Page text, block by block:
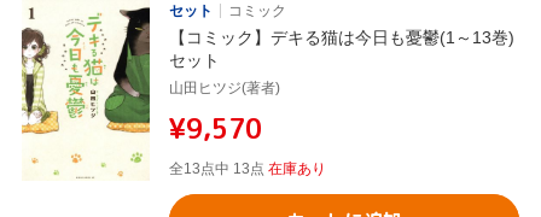
セット コミック
【コミック】デキる猫は今日も憂鬱(1～13巻)
セット
山田ヒツジ(著者)
¥9,570
全13点中 13点 在庫あり